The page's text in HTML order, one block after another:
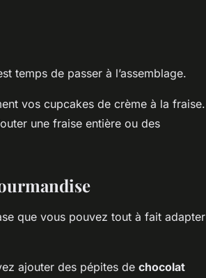
temps de passer à l’assemblage.
vos cupcakes de crème à la fraise.
une fraise entière ou des
que vous pouvez tout à fait adapter
ajouter des pépites de chocolat